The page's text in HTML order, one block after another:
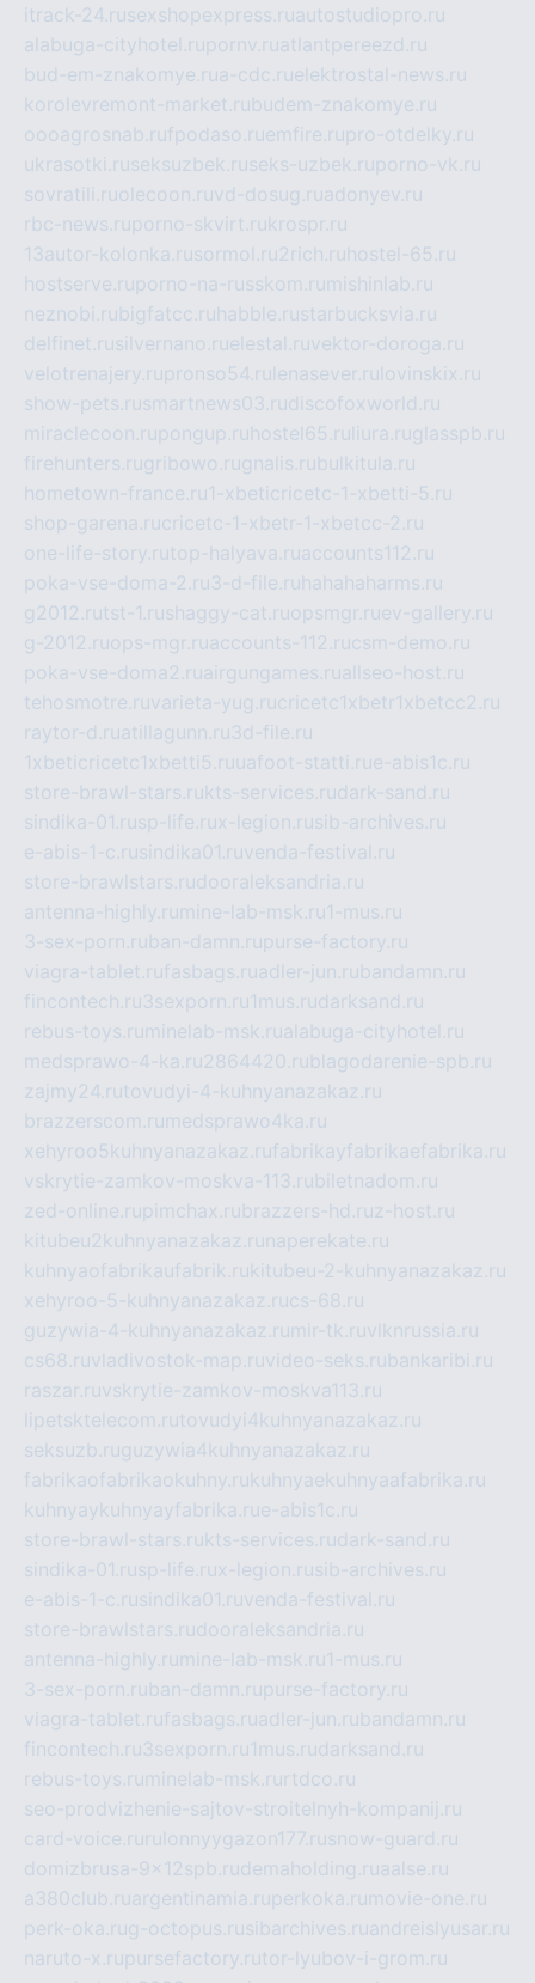
itrack-24.rusexshopexpress.ruautostudiopro.ru
alabuga-cityhotel.rupornv.ruatlantpereezd.ru
bud-em-znakomye.rua-cdc.ruelektrostal-news.ru
korolevremont-market.rubudem-znakomye.ru
oooagrosnab.rufpodaso.ruemfire.rupro-otdelky.ru
ukrasotki.ruseksuzbek.ruseks-uzbek.ruporno-vk.ru
sovratili.ruolecoon.ruvd-dosug.ruadonyev.ru
rbc-news.ruporno-skvirt.rukrospr.ru
13autor-kolonka.rusormol.ru2rich.ru hostel-65.ru
hostserve.ruporno-na-russkom.ru mishinlab.ru
neznobi.rubigfatcc.ru habble.rustarbucksvia.ru
delfinet.rusilvernano.ruelestal.ruvektor-doroga.ru
velotrenajery.rupronso54.ru lenasever.ru lovinskix.ru
show-pets.rusmartnews03.rudiscofoxworld.ru
miraclecoon.rupongup.ru hostel65.ru liura.ruglasspb.ru
firehunters.rugribowo.rugnalis.rubulkitula.ru
hometown-france.ru1-xbeticricetc-1-xbetti-5.ru
shop-garena.rucricetc-1-xbetr-1-xbetcc-2.ru
one-life-story.rutop-halyava.ruaccounts112.ru
poka-vse-doma-2.ru3-d-file.ru hahahaharms.ru
g2012.rutst-1.rushaggy-cat.ruopsmgr.ruev-gallery.ru
g-2012.ruops-mgr.ruaccounts-112.rucsm-demo.ru
poka-vse-doma2.ruairgungames.ruallseo-host.ru
tehosmotre.ruvarieta-yug.rucricetc1xbetr1xbetcc2.ru
raytor-d.ruatillagunn.ru3d-file.ru
1xbeticricetc1xbetti5.ruuafoot-statti.rue-abis1c.ru
store-brawl-stars.rukts-services.rudark-sand.ru
sindika-01.rusp-life.rux-legion.rusib-archives.ru
e-abis-1-c.rusindika01.ruvenda-festival.ru
store-brawlstars.rudooraleksandria.ru
antenna-highly.ru mine-lab-msk.ru1-mus.ru
3-sex-porn.ruban-damn.rupurse-factory.ru
viagra-tablet.rufasbags.ruadler-jun.rubandamn.ru
fincontech.ru3sexporn.ru1mus.rudarksand.ru
rebus-toys.ru minelab-msk.rualabuga-cityhotel.ru
medsprawo-4-ka.ru2864420.rublagodarenie-spb.ru
zajmy24.rutovudyi-4-kuhnyanazakaz.ru
brazzerscom.ru medsprawo4ka.ru
xehyroo5kuhnyanazakaz.rufabrikayfabrikaefabrika.ru
vskrytie-zamkov-moskva-113.rubiletnadom.ru
zed-online.rupimchax.rubrazzers-hd.ruz-host.ru
kitubeu2kuhnyanazakaz.ru naperekate.ru
kuhnyaofabrikaufabrik.rukitubeu-2-kuhnyanazakaz.ru
xehyroo-5-kuhnyanazakaz.rucs-68.ru
guzywia-4-kuhnyanazakaz.ru mir-tk.ruvlknrussia.ru
cs68.ruvladivostok-map.ruvideo-seks.rubankaribi.ru
raszar.ruvskrytie-zamkov-moskva113.ru
lipetsktelecom.rutovudyi4kuhnyanazakaz.ru
seksuzb.ruguzywia4kuhnyanazakaz.ru
fabrikaofabrikaokuhny.rukuhnyaekuhnyaafabrika.ru
kuhnyaykuhnyayfabrika.rue-abis1c.ru
store-brawl-stars.rukts-services.rudark-sand.ru
sindika-01.rusp-life.rux-legion.rusib-archives.ru
e-abis-1-c.rusindika01.ruvenda-festival.ru
store-brawlstars.rudooraleksandria.ru
antenna-highly.ru mine-lab-msk.ru1-mus.ru
3-sex-porn.ruban-damn.rupurse-factory.ru
viagra-tablet.rufasbags.ruadler-jun.rubandamn.ru
fincontech.ru3sexporn.ru1mus.rudarksand.ru
rebus-toys.ru minelab-msk.ru rtdco.ru
seo-prodvizhenie-sajtov-stroitelnyh-kompanij.ru
card-voice.ru rulonnyygazon177.rusnow-guard.ru
domizbrusa-9x12spb.rudemaholding.ruaalse.ru
a380club.ruargentinamia.ruperkoka.ru movie-one.ru
perk-oka.rug-octopus.rusibarchives.ruandreislyusar.ru
naruto-x.rupursefactory.rutor-lyubov-i-grom.ru